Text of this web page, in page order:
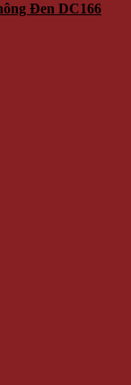
Đen DC166